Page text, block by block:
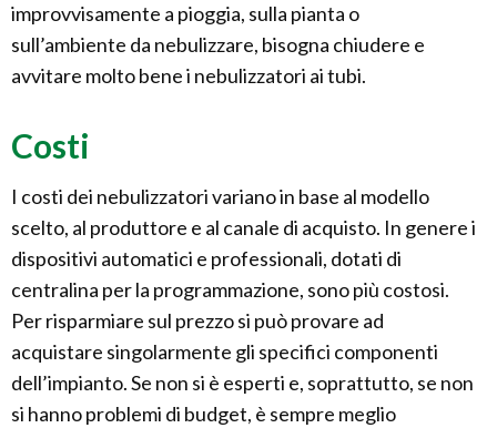
improvvisamente a pioggia, sulla pianta o
sull’ambiente da nebulizzare, bisogna chiudere e
avvitare molto bene i nebulizzatori ai tubi.
Costi
I costi dei nebulizzatori variano in base al modello
scelto, al produttore e al canale di acquisto. In genere i
dispositivi automatici e professionali, dotati di
centralina per la programmazione, sono più costosi.
Per risparmiare sul prezzo si può provare ad
acquistare singolarmente gli specifici componenti
dell’impianto. Se non si è esperti e, soprattutto, se non
si hanno problemi di budget, è sempre meglio